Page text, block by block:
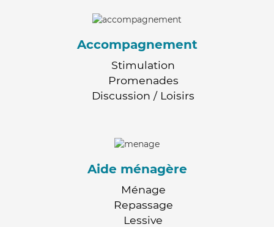
Accompagnement
Stimulation
Promenades
Discussion / Loisirs
Aide ménagère
Ménage
Repassage
Lessive